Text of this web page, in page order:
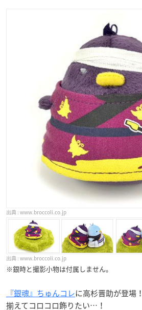
www.broccoli.co.jp
www.broccoli.co.jp
※銀時と撮影小物は付属しません。
『銀魂』ちゅんコレに高杉晋助が登場！
揃えてコロコロ飾りたい…！